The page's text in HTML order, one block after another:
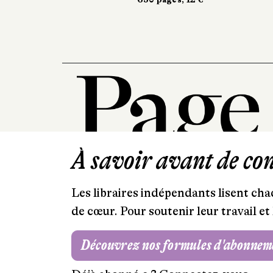
À savoir avant de
Les libraires indépendants lisent
de cœur. Pour soutenir leur travail
Découvrez nos formules